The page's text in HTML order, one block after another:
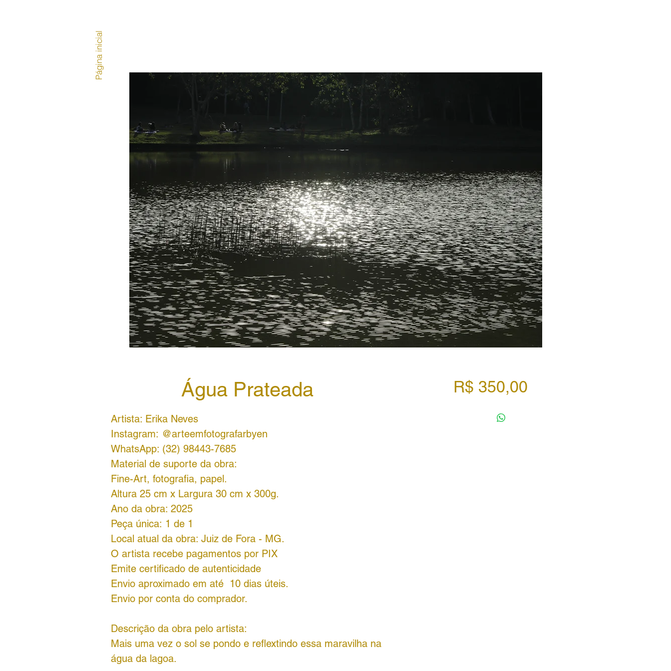
Água Prateada
Artista: Erika Neves
Instagram: @arteemfotografarbyen
WhatsApp: (32) 98443-7685
Material de suporte da obra:
Fine-Art, fotografia, papel.
Altura 25 cm x Largura 30 cm x 300g.
Ano da obra: 2025
Peça única: 1 de 1
Local atual da obra: Juiz de Fora - MG.
O artista recebe pagamentos por PIX
Emite certificado de autenticidade
Envio aproximado em até 10 dias úteis.
Envio por conta do comprador.
Descrição da obra pelo artista:
Mais uma vez o sol se pondo e reflextindo essa maravilha na
água da lagoa.
R$ 350,00
Página inicial